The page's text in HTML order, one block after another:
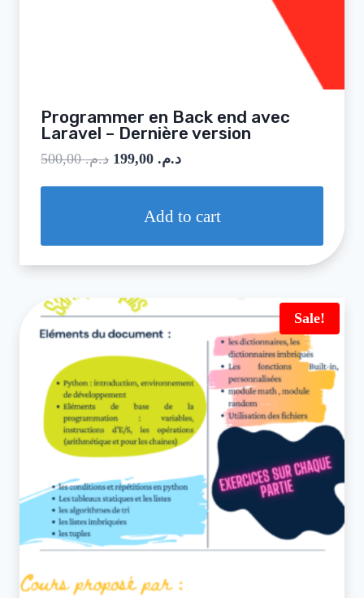
Programmer en Back end avec
Laravel – Dernière version
د.م.500,00 د.م.199,00
Add to cart
Sale!